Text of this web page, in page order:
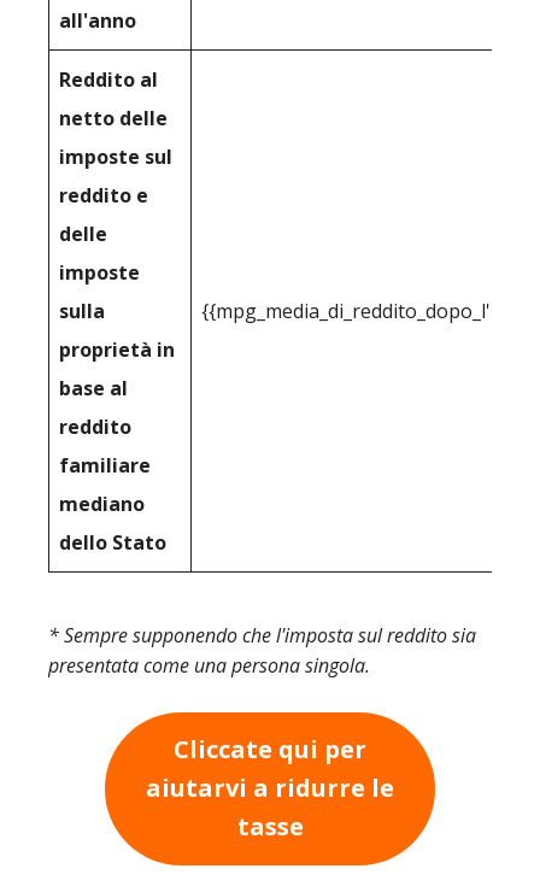
all'anno
Reddito al
netto delle
imposte sul
reddito e
delle
imposte
sulla
proprietà in
base al
reddito
familiare
mediano
dello Stato
* Sempre supponendo che l'imposta sul reddito sia
presentata come una persona singola.
Cliccate qui per
aiutarvi a ridurre le
tasse